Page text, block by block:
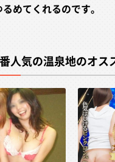
めてくれるのです。
人気の温泉地のオス